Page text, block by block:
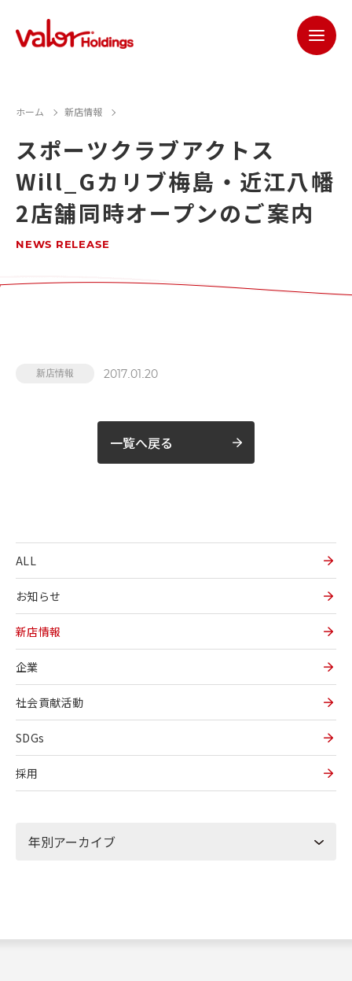
ホーム 新店情報
スポーツクラブアクトス
Will_Gカリブ梅島・近江八幡
2店舗同時オープンのご案内
NEWS RELEASE
ALL
お知らせ
新店情報
企業
社会貢献活動
SDGs
採用
新店情報 2017.01.20
一覧へ戻る